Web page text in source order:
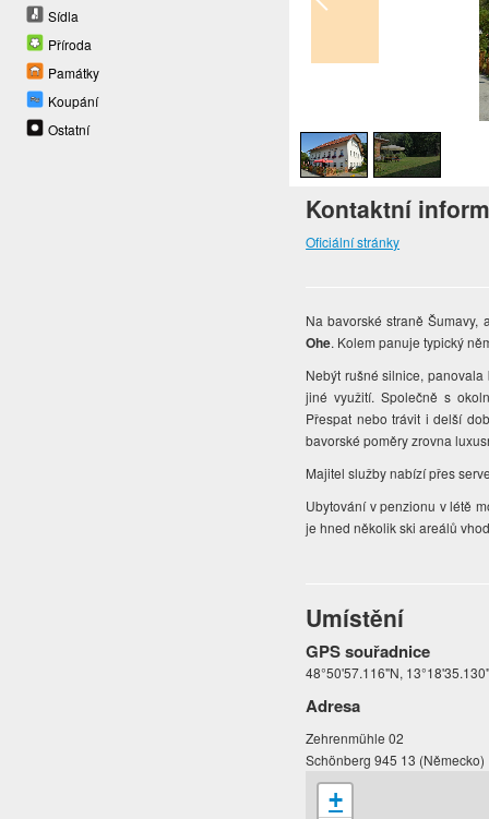
Sídla
Příroda
Památky
Koupání
Ostatní
Kontaktní
Oficiální stránky
Na bavorské straně
Ohe. Kolem panuje typický
Nebýt rušné silnice,
jiné využití. Společně s
Přespat nebo trávit i delší
bavorské poměry zrovna
Majitel služby nabízí přes
Ubytování v penzionu v létě
je hned několik ski areálů
Umístění
GPS souřadnice
48°50'57.116"N,
Adresa
Zehrenmühle 02
Schönberg 945 13 (Německo)
+